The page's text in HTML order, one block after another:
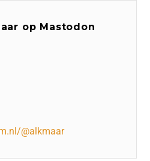
op Mastodon
@alkmaar